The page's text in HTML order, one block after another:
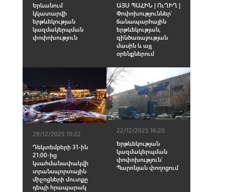
Երևանում
կկատարվի
երթևեկության
կազմակերպման
փոփոխություն
ԱՅՍ ՊԱՀԻՆ | ՈւՂԻՂ |
Փոփոխություններ՝
ճանապարհային
երթևեկության,
զինծառայության
մասին և այլ
օրենքներում
29/12/2025 19:22
Դեկտեմբերի 31-ին
21։00-ից
կսահմանափակվի
տրանսպորտային
միջոցների մուտքը
դեպի հրապարակ
22/12/2025 16:20
Երթևեկության
կազմակերպման
փոփոխություն՝
Պարոնյան փողոցում